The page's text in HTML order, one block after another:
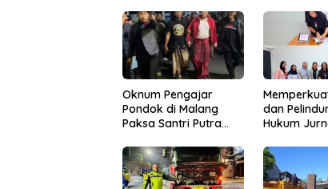
Oknum Pengajar
Pondok di Malang
Paksa Santri Putra
dan
Hukum
Hukumonline
AI Gratis